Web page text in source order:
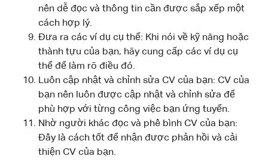
nên dễ đọc và thông tin cần được sắp xếp một
cách hợp lý.
Đưa ra các ví dụ cụ thể: Khi nói về kỹ năng hoặc
thành tựu của bạn, hãy cung cấp các ví dụ cụ
thể để làm rõ điều đó.
Luôn cập nhật và chỉnh sửa CV của bạn: CV của
bạn nên luôn được cập nhật và chỉnh sửa để
phù hợp với từng công việc bạn ứng tuyển.
Nhờ người khác đọc và phê bình CV của bạn:
Đây là cách tốt để nhận được phản hồi và cải
thiện CV của bạn.